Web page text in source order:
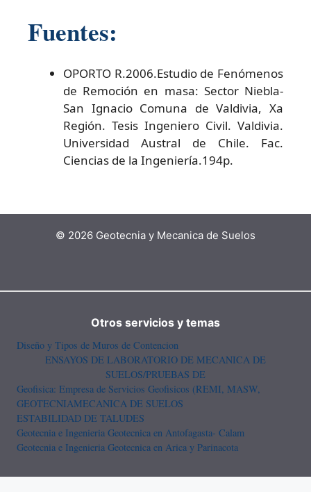
Fuentes:
OPORTO R.2006.Estudio de Fenómenos
de Remoción en masa: Sector Niebla-
San Ignacio Comuna de Valdivia, Xa
Región. Tesis Ingeniero Civil. Valdivia.
Universidad Austral de Chile. Fac.
Ciencias de la Ingeniería.194p.
© 2026 Geotecnia y Mecanica de Suelos
Otros servicios y temas
Diseño y Tipos de Muros de Contencion
ENSAYOS DE LABORATORIO DE MECANICA DE
SUELOS/PRUEBAS DE
Geofisica: Empresa de Servicios Geofisicos (REMI, MASW,
GEOTECNIAMECANICA DE SUELOS
ESTABILIDAD DE TALUDES
Geotecnia e Ingenieria Geotecnica en Antofagasta- Calam
Geotecnia e Ingenieria Geotecnica en Arica y Parinacota